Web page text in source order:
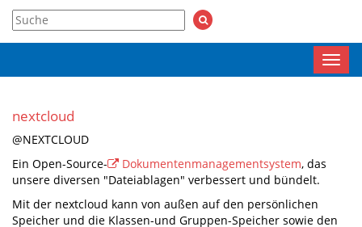
nextcloud
@NEXTCLOUD
Ein Open-Source-
Dokumentenmanagementsystem, das
unsere diversen "Dateiablagen" verbessert und bündelt.
Mit der nextcloud kann von außen auf den persönlichen
Speicher und die Klassen-und Gruppen-Speicher sowie den